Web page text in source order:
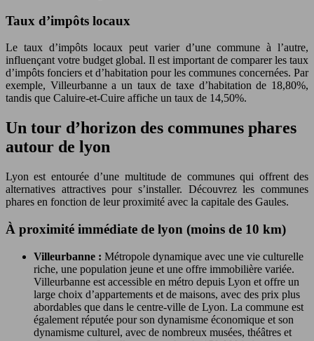
Taux d’impôts locaux
Le taux d’impôts locaux peut varier d’une commune à l’autre,
influençant votre budget global. Il est important de comparer les taux
d’impôts fonciers et d’habitation pour les communes concernées. Par
exemple, Villeurbanne a un taux de taxe d’habitation de 18,80%,
tandis que Caluire-et-Cuire affiche un taux de 14,50%.
Un tour d’horizon des communes phares
autour de lyon
Lyon est entourée d’une multitude de communes qui offrent des
alternatives attractives pour s’installer. Découvrez les communes
phares en fonction de leur proximité avec la capitale des Gaules.
À proximité immédiate de lyon (moins de 10 km)
Villeurbanne : Métropole dynamique avec une vie culturelle
riche, une population jeune et une offre immobilière variée.
Villeurbanne est accessible en métro depuis Lyon et offre un
large choix d’appartements et de maisons, avec des prix plus
abordables que dans le centre-ville de Lyon. La commune est
également réputée pour son dynamisme économique et son
dynamisme culturel, avec de nombreux musées, théâtres et